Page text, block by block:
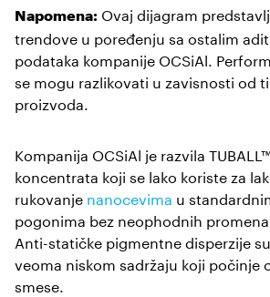
Napomena: Ovaj dijagram
trendove u poređenju sa ostalim
podataka kompanije OCSiAl.
se mogu razlikovati u zavisnosti od
proizvoda.
Kompanija OCSiAl je razvila
koncentrata koji se lako koriste za
rukovanje nanocevima u
pogonima bez neophodnih
Anti-statičke pigmentne disperzije
veoma niskom sadržaju koji počinje
smese.